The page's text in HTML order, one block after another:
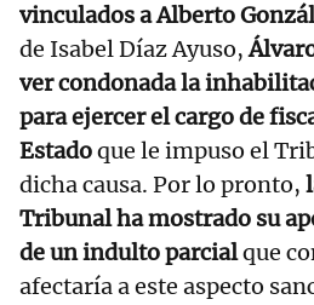
vinculados a Alberto
de Isabel Díaz Ayuso,
ver condonada la
para ejercer el cargo de
Estadoque le impuso el
dicha causa. Por lo pronto,
Tribunal ha mostrado su
de un indulto parcialque
afectaría a este aspecto